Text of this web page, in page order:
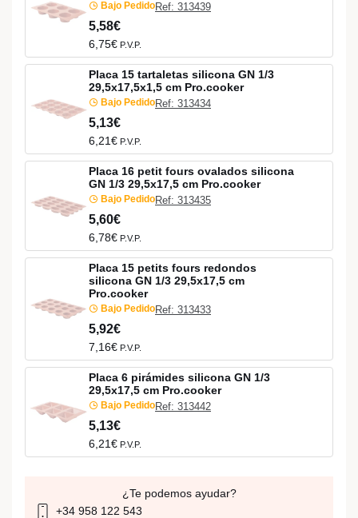
Bajo PedidoRef: 313439
5,58€
6,75€ P.V.P.
Placa 15 tartaletas silicona GN 1/3
29,5x17,5x1,5 cm Pro.cooker
Bajo PedidoRef: 313434
5,13€
6,21€ P.V.P.
Placa 16 petit fours ovalados silicona
GN 1/3 29,5x17,5 cm Pro.cooker
Bajo PedidoRef: 313435
5,60€
6,78€ P.V.P.
Placa 15 petits fours redondos
silicona GN 1/3 29,5x17,5 cm
Pro.cooker
Bajo PedidoRef: 313433
5,92€
7,16€ P.V.P.
Placa 6 pirámides silicona GN 1/3
29,5x17,5 cm Pro.cooker
Bajo PedidoRef: 313442
5,13€
6,21€ P.V.P.
¿Te podemos ayudar?
+34 958 122 543